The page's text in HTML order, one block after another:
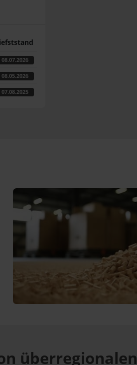
08.07.2026
08.05.2026
07.08.2025
überregionalen